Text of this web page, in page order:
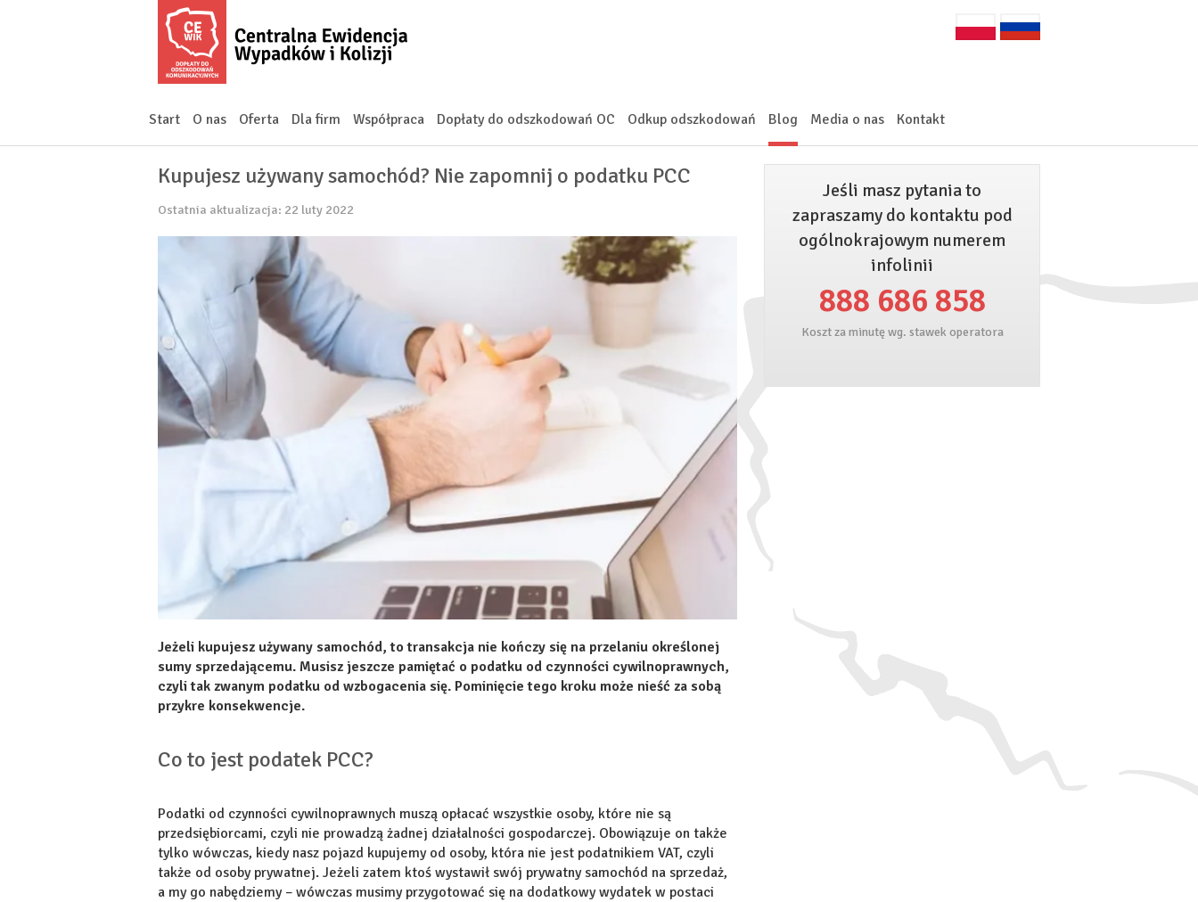
Start O nas Oferta Dla firm Współpraca Dopłaty do odszkodowań OC Odkup odszkodowań Blog Media o nas Kontakt
Kupujesz używany samochód? Nie zapomnij o podatku PCC
Ostatnia aktualizacja: 22 luty 2022
Jeżeli kupujesz używany samochód, to transakcja nie kończy się na przelaniu określonej
sumy sprzedającemu. Musisz jeszcze pamiętać o podatku od czynności cywilnoprawnych,
czyli tak zwanym podatku od wzbogacenia się. Pominięcie tego kroku może nieść za sobą
przykre konsekwencje.
Co to jest podatek PCC?
Podatki od czynności cywilnoprawnych muszą opłacać wszystkie osoby, które nie są
przedsiębiorcami, czyli nie prowadzą żadnej działalności gospodarczej. Obowiązuje on także
tylko wówczas, kiedy nasz pojazd kupujemy od osoby, która nie jest podatnikiem VAT, czyli
także od osoby prywatnej. Jeżeli zatem ktoś wystawił swój prywatny samochód na sprzedaż,
a my go nabędziemy – wówczas musimy przygotować się na dodatkowy wydatek w postaci
Jeśli masz pytania to
zapraszamy do kontaktu pod
ogólnokrajowym numerem
infolinii
888 686 858
Koszt za minutę wg. stawek operatora